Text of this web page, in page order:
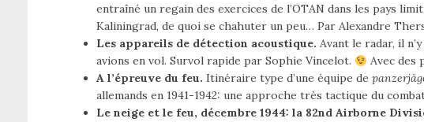
entraîné un regain des exercices de l’OTAN dans les pays
Kaliningrad, de quoi se chahuter un peu… Par Alexandre
Les appareils de détection acoustique. Avant le radar, il
avions en vol. Survol rapide par Sophie Vincelot.
Avec des
A l’épreuve du feu. Itinéraire type d’une équipe de
allemands en 1941-1942: une approche très tactique du
Le neige et le feu, décembre 1944: la 82nd Airborne